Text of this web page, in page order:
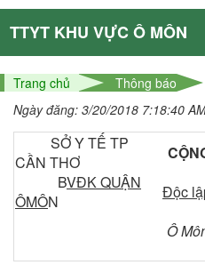
TTYT KHU VỰC Ô MÔN
Trang chủ
Thông báo
Ngày đăng: 3/20/2018 7:18:40
SỞ Y TẾ TP
CẦN THƠ
BVĐK QUẬN
ÔMÔN
Độc
Ô